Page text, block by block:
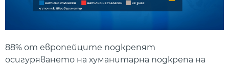
88% от европейците подкрепят
осигуряването на хуманитарна подкрепа на